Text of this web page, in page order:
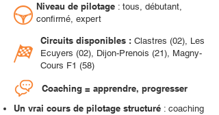
Niveau de pilotage : tous, débutant,
confirmé, expert
Circuits disponibles : Clastres (02), Les
Ecuyers (02), Dijon-Prenois (21), Magny-
Cours F1 (58)
Coaching = apprendre, progresser
Un vrai cours de pilotage structuré : coaching